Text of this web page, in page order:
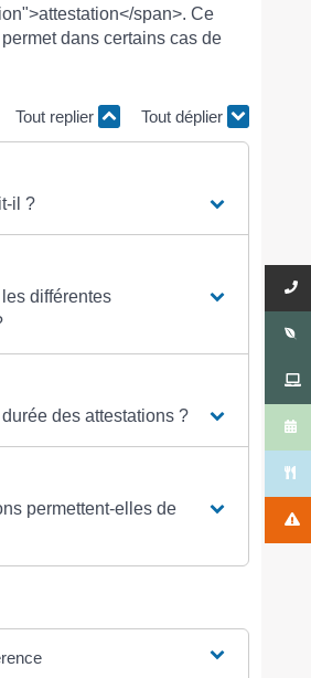
span>. Ce
dans certains cas de
Tout replier Tout déplier
il ?
différentes
des attestations ?
permettent-elles de